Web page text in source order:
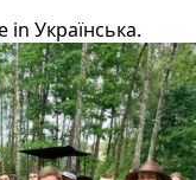
Українська.